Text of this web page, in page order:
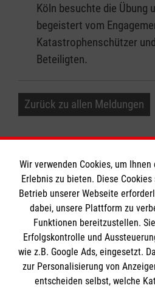
Köln besuchte die Übung
begeistert vom
Katastrophenschützer
Beteiligten.
Zurück zu allen Meldungen
Informationen
Impressum
Datenschutz
Barrierefreiheit
Die Malteser
Wir verwenden Cookies, um
Erlebnis zu bieten. Diese
Betrieb unserer Webseite
dabei, unsere Plattform zu
Funktionen bereitzustellen.
Erfolgskontrolle und
wie z.B. Google Ads, eingesetzt.
zur Personalisierung von
entscheiden selbst, welche